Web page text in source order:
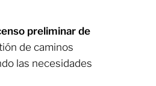
preliminar de
de caminos
las necesidades